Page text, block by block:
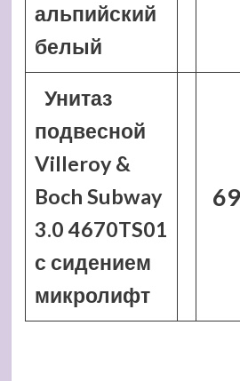
альпийский
белый
Унитаз
подвесной
Villeroy &
Boch Subway
3.0 4670TS01
с сидением
микролифт